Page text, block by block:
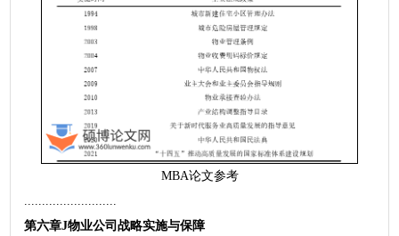
MBA论文参考
第六章J物业公司战略实施与保障